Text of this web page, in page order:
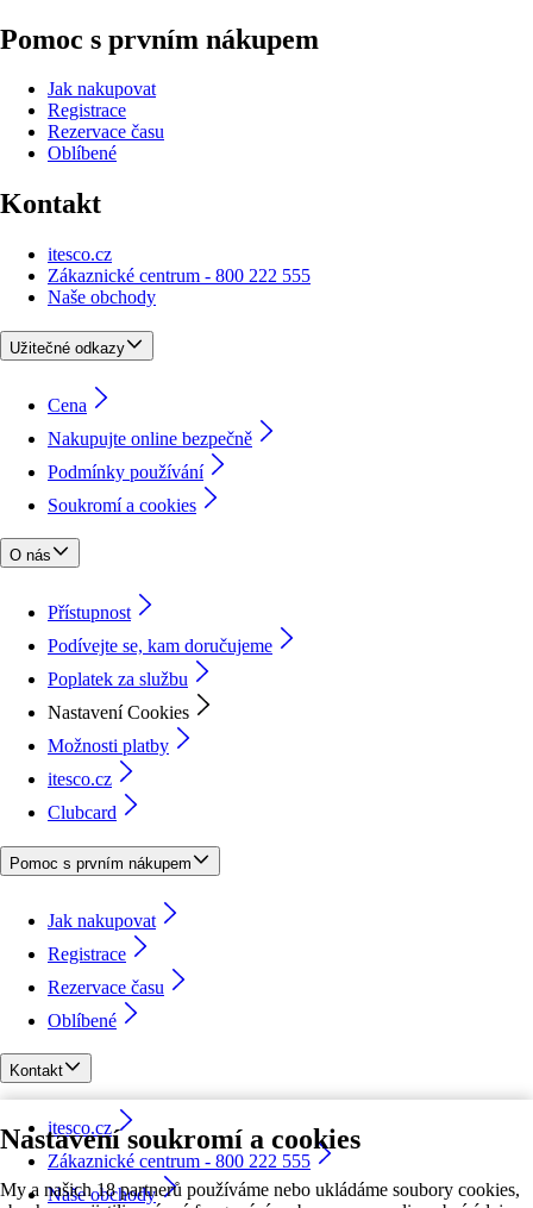
Nastavení soukromí a cookies
My a našich 18 partnerů používáme nebo ukládáme soubory cookies,
Pomoc s prvním nákupem
Jak nakupovat
Registrace
Rezervace času
Oblíbené
Kontakt
itesco.cz
Zákaznické centrum - 800 222 555
Naše obchody
Užitečné odkazy
Cena
Nakupujte online bezpečně
Podmínky používání
Soukromí a cookies
O nás
Přístupnost
Podívejte se, kam doručujeme
Poplatek za službu
Nastavení Cookies
Možnosti platby
itesco.cz
Clubcard
Pomoc s prvním nákupem
Jak nakupovat
Registrace
Rezervace času
Oblíbené
Kontakt
itesco.cz
Zákaznické centrum - 800 222 555
Naše obchody